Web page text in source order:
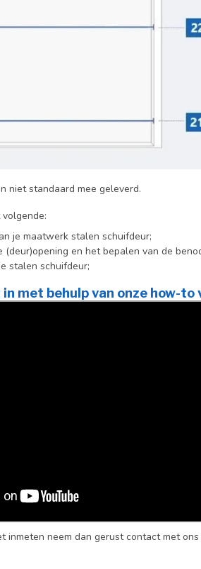
niet standaard mee geleverd.
je maatwerk stalen schuifdeur;
(deur)opening en het bepalen van de
stalen schuifdeur;
met behulp van onze how-to
inmeten neem dan gerust contact met ons